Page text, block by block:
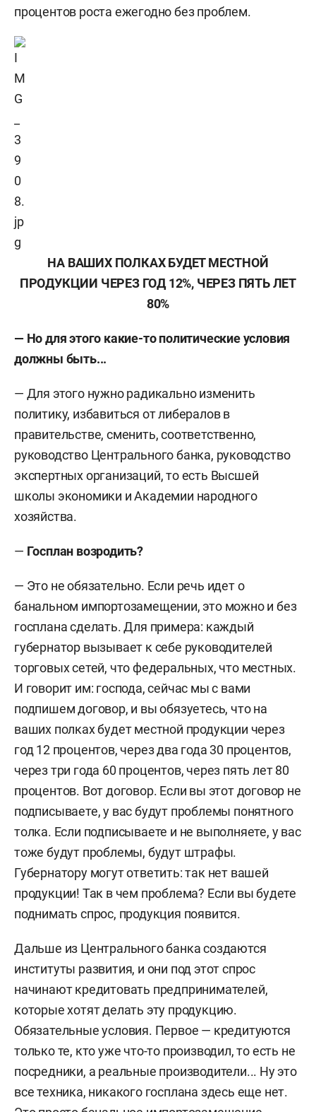
процентов роста ежегодно без проблем.
НА ВАШИХ ПОЛКАХ БУДЕТ МЕСТНОЙ
ПРОДУКЦИИ ЧЕРЕЗ ГОД 12%, ЧЕРЕЗ ПЯТЬ ЛЕТ
80%
— Но для этого какие-то политические условия
должны быть...
— Для этого нужно радикально изменить
политику, избавиться от либералов в
правительстве, сменить, соответственно,
руководство Центрального банка, руководство
экспертных организаций, то есть Высшей
школы экономики и Академии народного
хозяйства.
— Госплан возродить?
— Это не обязательно. Если речь идет о
банальном импортозамещении, это можно и без
госплана сделать. Для примера: каждый
губернатор вызывает к себе руководителей
торговых сетей, что федеральных, что местных.
И говорит им: господа, сейчас мы с вами
подпишем договор, и вы обязуетесь, что на
ваших полках будет местной продукции через
год 12 процентов, через два года 30 процентов,
через три года 60 процентов, через пять лет 80
процентов. Вот договор. Если вы этот договор не
подписываете, у вас будут проблемы понятного
толка. Если подписываете и не выполняете, у вас
тоже будут проблемы, будут штрафы.
Губернатору могут ответить: так нет вашей
продукции! Так в чем проблема? Если вы будете
поднимать спрос, продукция появится.
Дальше из Центрального банка создаются
институты развития, и они под этот спрос
начинают кредитовать предпринимателей,
которые хотят делать эту продукцию.
Обязательные условия. Первое — кредитуются
только те, кто уже что-то производил, то есть не
посредники, а реальные производители... Ну это
все техника, никакого госплана здесь еще нет.